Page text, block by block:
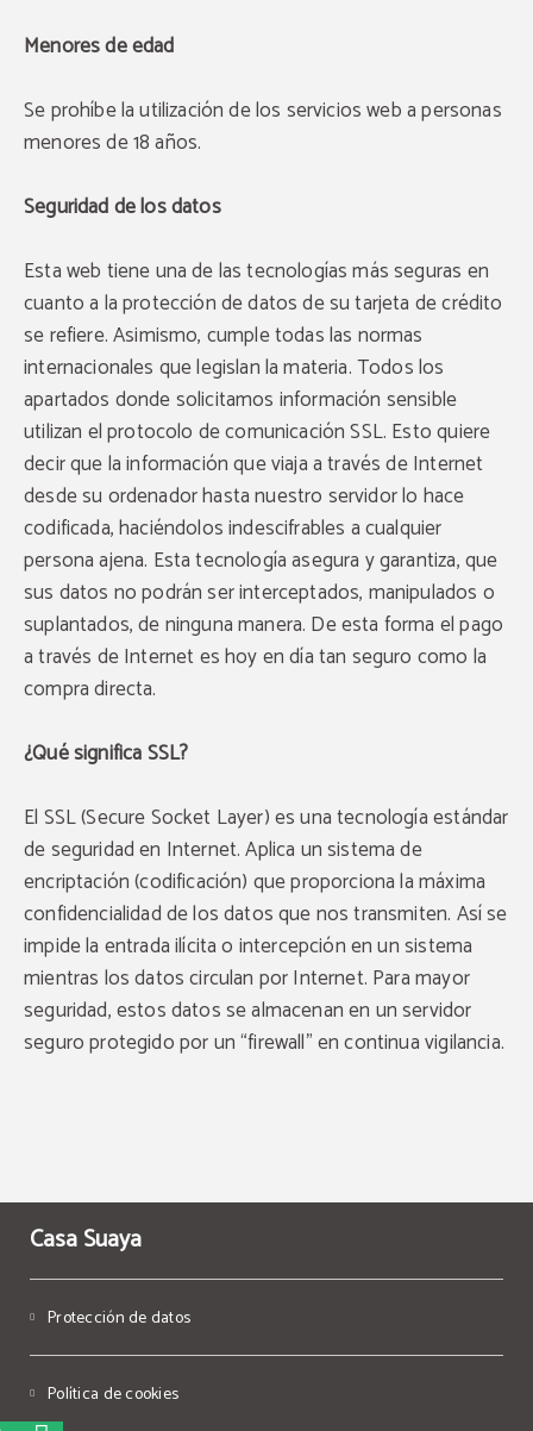
Menores de edad
Se prohíbe la utilización de los servicios web a personas
menores de 18 años.
Seguridad de los datos
Esta web tiene una de las tecnologías más seguras en
cuanto a la protección de datos de su tarjeta de crédito
se refiere. Asimismo, cumple todas las normas
internacionales que legislan la materia. Todos los
apartados donde solicitamos información sensible
utilizan el protocolo de comunicación SSL. Esto quiere
decir que la información que viaja a través de Internet
desde su ordenador hasta nuestro servidor lo hace
codificada, haciéndolos indescifrables a cualquier
persona ajena. Esta tecnología asegura y garantiza, que
sus datos no podrán ser interceptados, manipulados o
suplantados, de ninguna manera. De esta forma el pago
a través de Internet es hoy en día tan seguro como la
compra directa.
¿Qué significa SSL?
El SSL (Secure Socket Layer) es una tecnología estándar
de seguridad en Internet. Aplica un sistema de
encriptación (codificación) que proporciona la máxima
confidencialidad de los datos que nos transmiten. Así se
impide la entrada ilícita o intercepción en un sistema
mientras los datos circulan por Internet. Para mayor
seguridad, estos datos se almacenan en un servidor
seguro protegido por un “firewall” en continua vigilancia.
Casa Suaya
Protección de datos
Política de cookies